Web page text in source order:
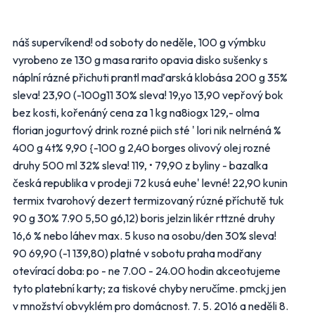
náš supervíkend! od soboty do neděle, 100 g výmbku
vyrobeno ze 130 g masa rarito opavia disko sušenky s
náplní rázné přichuti prantl maďarská klobása 200 g 35%
sleva! 23,90 (-100g11 30% sleva! 19,yo 13,90 vepřový bok
bez kosti, kořenáný cena za 1 kg na8iogx 129,- olma
florian jogurtový drink rozné piich sté ' lori nik nelrnéná %
400 g 4t% 9,90 {-100 g 2,40 borges olivový olej rozné
druhy 500 ml 32% sleva! 119, • 79,90 z byliny - bazalka
česká republika v prodeji 72 kusá euhe' levné! 22,90 kunin
termix tvarohový dezert termizovaný rúzné příchutě tuk
90 g 30% 7.90 5,50 g6,12) boris jelzin likér rttzné druhy
16,6 % nebo láhev max. 5 kuso na osobu/den 30% sleva!
90 69,90 (-1 139,80) platné v sobotu praha modřany
otevírací doba: po - ne 7.00 - 24.00 hodin akceotujeme
tyto platební karty; za tiskové chyby neručíme. pmckj jen
v množství obvyklém pro domácnost. 7. 5. 2016 a neděli 8.
Další obchody podle kategorií
Bydlení, zahrada
Drogerie, kosmetika
Elektro
Nábytek
Oblečení
Obuv
Sport
Pro děti, hračky
Lékárny
Auto moto
Ostatní supermarkety
Přihlásit k odběru